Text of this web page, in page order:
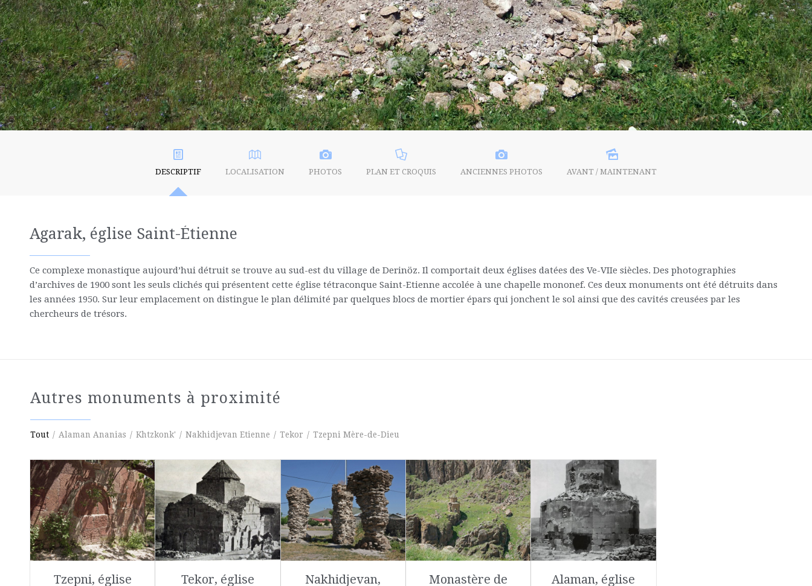
DESCRIPTIF LOCALISATION PHOTOS PLAN ET CROQUIS ANCIENNES PHOTOS AVANT / MAINTENANT
Agarak, église Saint-Étienne
Ce complexe monastique aujourd’hui détruit se trouve au sud-est du village de Derinöz. Il comportait deux églises datées des Ve-VIIe siècles. Des photographies
d’archives de 1900 sont les seuls clichés qui présentent cette église tétraconque Saint-Etienne accolée à une chapelle mononef. Ces deux monuments ont été détruits dans
les années 1950. Sur leur emplacement on distingue le plan délimité par quelques blocs de mortier épars qui jonchent le sol ainsi que des cavités creusées par les
chercheurs de trésors.
Autres monuments à proximité
Tout / Alaman Ananias / Khtzkonk' / Nakhidjevan Etienne / Tekor / Tzepni Mère-de-Dieu
Tzepni, église
Tekor, église
Nakhidjevan,
Monastère de
Alaman, église